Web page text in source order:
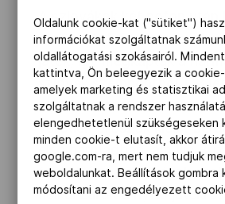
A szlovákok két pofon után
oroszokkal, és az (orosz)
játék, így megkapták a
szlovák szempontból 1–3
vb-n a szlovákokkal
veretlen oroszok kicsit
első harmadban, ám Ilja
fogott, így a szlovákok
nélkül zárult a nyitó
Oldalunk cookie-kat ("sütiket")
információkat szolgáltatnak
oldallátogatási szokásairól.
kattintva, Ön beleegyezik a cookie-
amelyek marketing és statisztikai
szolgáltatnak a rendszer
elengedhetetlenül szükségeseken
minden cookie-t elutasít, akkor
google.com-ra, mert nem tudjuk
weboldalunkat. Beállítások gombra
módosítani az engedélyezett